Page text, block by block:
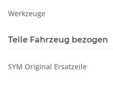
Werkzeuge
Teile Fahrzeug bezogen
SYM Original Ersatzeile